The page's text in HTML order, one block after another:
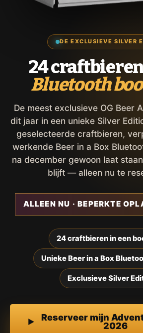
DE EXCLUSIEVE SILVER
24
Bluetooth
De meest exclusieve OG Beer
dit jaar in een unieke Silver
geselecteerde craftbieren,
werkende Beer in a Box
na december gewoon laat
blijft — alleen nu te
ALLEEN NU · BEPERKTE
24 craftbieren in een
Unieke Beer in a Box
Exclusieve Silver
Reserveer mijn
2026